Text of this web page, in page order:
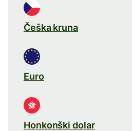
Češka kruna
Euro
Honkonški dolar